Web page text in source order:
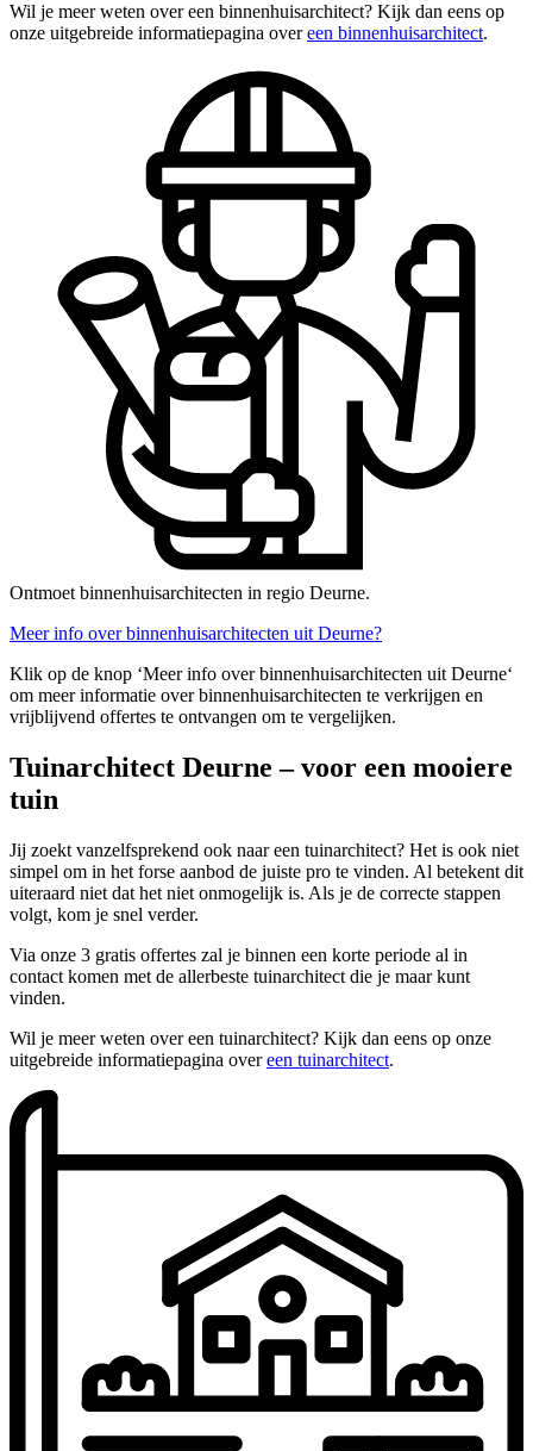
Wil je meer weten over een binnenhuisarchitect? Kijk dan eens op
onze uitgebreide informatiepagina overeen binnenhuisarchitect.
Ontmoet binnenhuisarchitecten in regio Deurne.
Meer info over binnenhuisarchitecten uit Deurne?
Klik op de knop ‘Meer info over binnenhuisarchitecten uit Deurne‘
om meer informatie over binnenhuisarchitecten te verkrijgen en
vrijblijvend offertes te ontvangen om te vergelijken.
Tuinarchitect Deurne – voor een mooiere
tuin
Jij zoekt vanzelfsprekend ook naar een tuinarchitect? Het is ook niet
simpel om in het forse aanbod de juiste pro te vinden. Al betekent dit
uiteraard niet dat het niet onmogelijk is. Als je de correcte stappen
volgt, kom je snel verder.
Via onze 3 gratis offertes zal je binnen een korte periode al in
contact komen met de allerbeste tuinarchitect die je maar kunt
vinden.
Wil je meer weten over een tuinarchitect? Kijk dan eens op onze
uitgebreide informatiepagina overeen tuinarchitect.